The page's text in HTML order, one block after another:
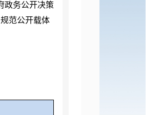
政务公开决策
范公开载体